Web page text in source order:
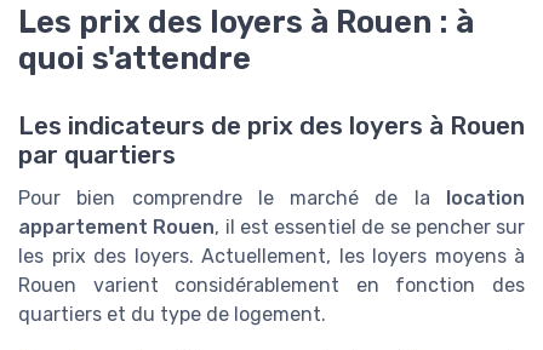
Les prix des loyers à Rouen : à
quoi s'attendre
Les indicateurs de prix des loyers à Rouen
par quartiers
Pour bien comprendre le marché de la
location
appartement Rouen, il est essentiel de se pencher sur
les prix des loyers. Actuellement, les loyers moyens à
Rouen varient considérablement en fonction des
quartiers et du type de logement.